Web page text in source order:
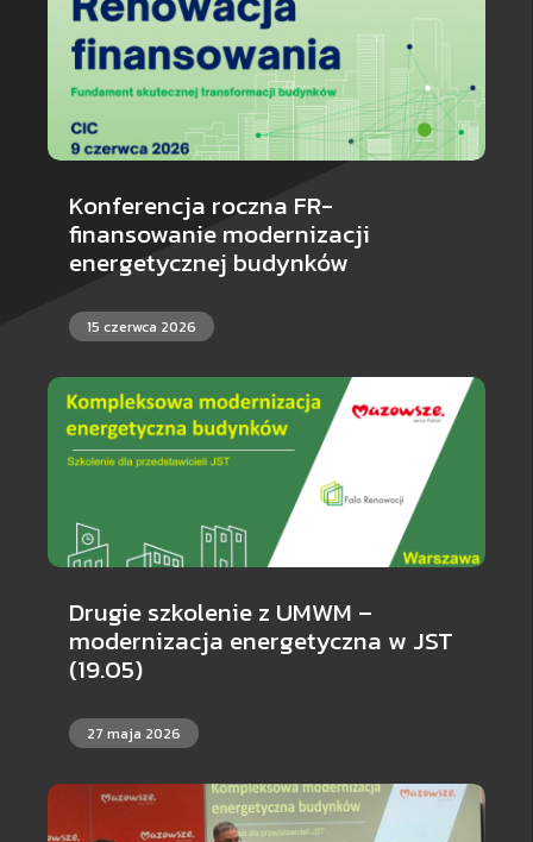
Konferencja roczna FR-
finansowanie modernizacji
energetycznej budynków
15 czerwca 2026
Drugie szkolenie z UMWM –
modernizacja energetyczna w JST
(19.05)
27 maja 2026